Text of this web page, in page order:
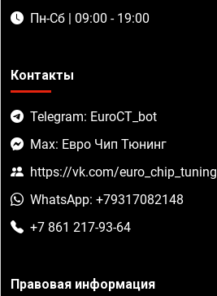
Пн-Сб | 09:00 - 19:00
Контакты
Telegram: EuroCT_bot
Max: Евро Чип Тюнинг
https://vk.com/euro_chip_tuning
WhatsApp: +79317082148
+7 861 217-93-64
Правовая информация